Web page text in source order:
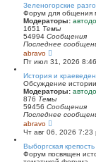
Зеленогорские
Форум для общения
Модераторы:
1651 Темы
54994 Сообщения
Последнее
abravo
е
р
е
й
т
и
к
п
с
л
е
д
н
Пт июл 31, 2026
История и
Обсуждение
Модераторы:
876 Темы
59456 Сообщения
Последнее
abravo
е
р
е
й
т
Чт авг 06, 2026 7:23
Выборгская крепость
Форум посвящен